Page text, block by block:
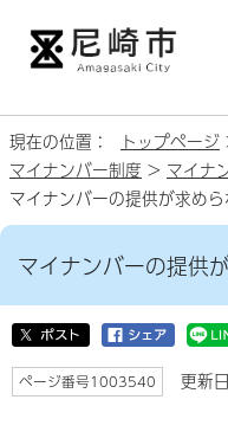
現在の位置： トップページ
マイナンバー制度 > マイナ
マイナンバーの提供が求め
マイナンバーの提供
ページ番号1003540 更新